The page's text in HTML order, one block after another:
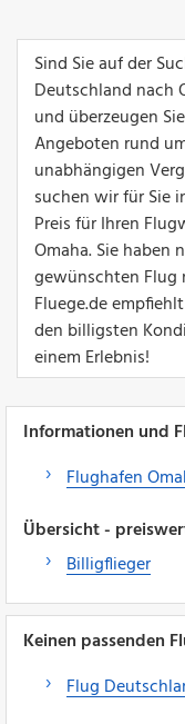
Sind Sie auf der
Deutschland nach
und überzeugen
Angeboten rund
unabhängigen
suchen wir für Sie
Preis für Ihren
Omaha. Sie haben
gewünschten Flug
Fluege.de
den billigsten
einem Erlebnis!
Informationen und
Flughafen
Übersicht -
Billigflieger
Keinen passenden
Flug